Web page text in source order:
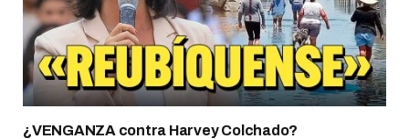
¿VENGANZA contra Harvey Colchado?